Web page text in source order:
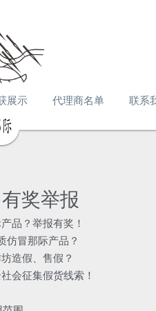
展示 代理商名单 联系
奖举报
品？举报有奖！
仿冒那际产品？
造假、售假？
会征集假货线索！